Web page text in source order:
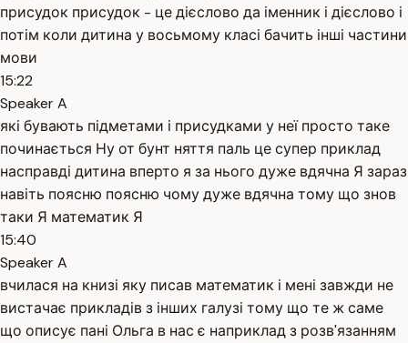
присудок присудок - це дієслово да іменник і дієслово і
потім коли дитина у восьмому класі бачить інші частини
мови
15:22
Speaker A
які бувають підметами і присудками у неї просто таке
починається Ну от бунт няття паль це супер приклад
насправді дитина вперто я за нього дуже вдячна Я зараз
навіть поясню поясню чому дуже вдячна тому що знов
таки Я математик Я
15:40
Speaker A
вчилася на книзі яку писав математик і мені завжди не
вистачає прикладів з інших галузі тому що те ж саме
що описує пані Ольга в нас є наприклад з розв'язанням